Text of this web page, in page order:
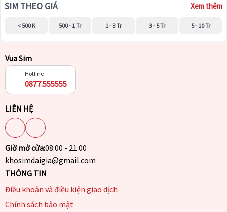
SIM THEO GIÁ Xem thêm
< 500 K 500 - 1 Tr 1 - 3 Tr 3 - 5 Tr 5 - 10 Tr
Vua Sim
Hotline
0877.555555
LIÊN HỆ
Giờ mở cửa:08:00 - 21:00
khosimdaigia@gmail.com
THÔNG TIN
Điều khoản và điều kiện giao dịch
Chính sách bảo mật